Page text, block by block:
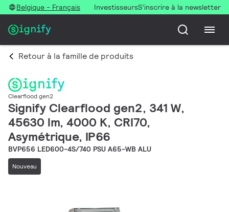
Belgique - Français InvestisseursS’inscrire à la newsletter
Retour à la famille de produits
Clearflood gen2
Signify Clearflood gen2, 341 W,
45630 lm, 4000 K, CRI70,
Asymétrique, IP66
BVP656 LED600-4S/740 PSU A65-WB ALU
Nouveau